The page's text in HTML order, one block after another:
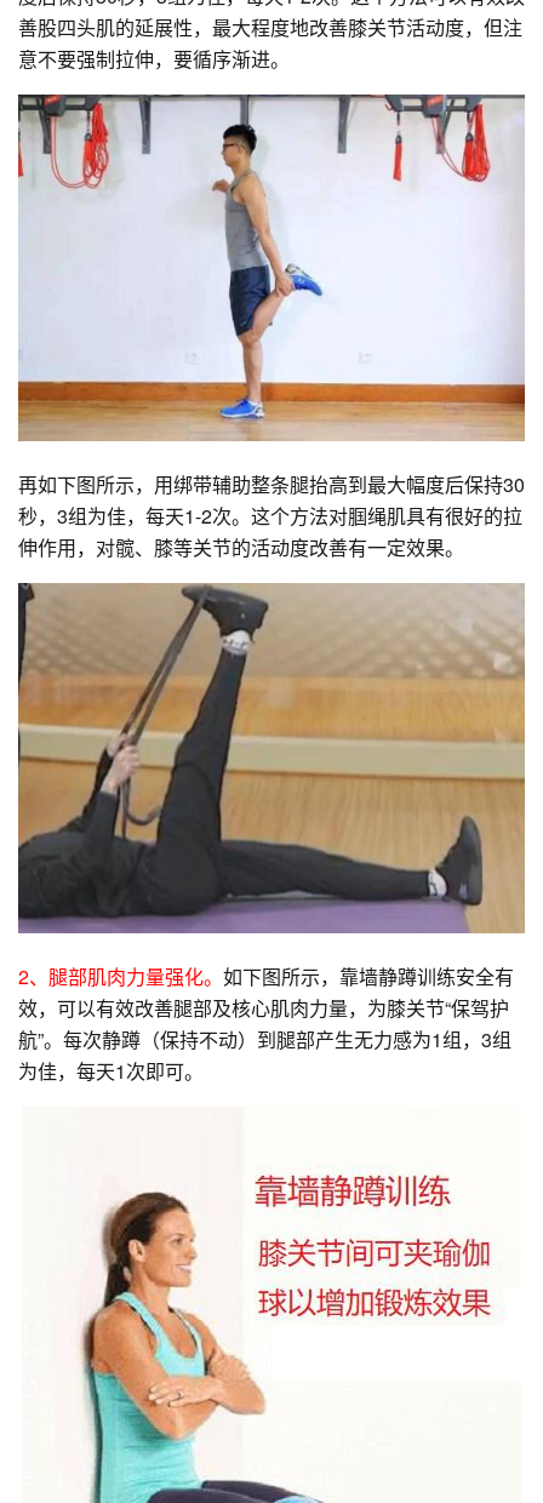
善股四头肌的延展性，最大程度地改善膝关节活动度，但注
意不要强制拉伸，要循序渐进。
再如下图所示，用绑带辅助整条腿抬高到最大幅度后保持30
秒，3组为佳，每天1-2次。这个方法对腘绳肌具有很好的拉
伸作用，对髋、膝等关节的活动度改善有一定效果。
2、腿部肌肉力量强化。 如下图所示，靠墙静蹲训练安全有
效，可以有效改善腿部及核心肌肉力量，为膝关节“保驾护
航”。每次静蹲（保持不动）到腿部产生无力感为1组，3组
为佳，每天1次即可。